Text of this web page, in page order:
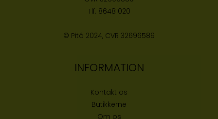
Tlf: 86481020
© Pitó 2024, CVR 32696589
INFORMATION
Kontakt os
Butikkerne
Om os